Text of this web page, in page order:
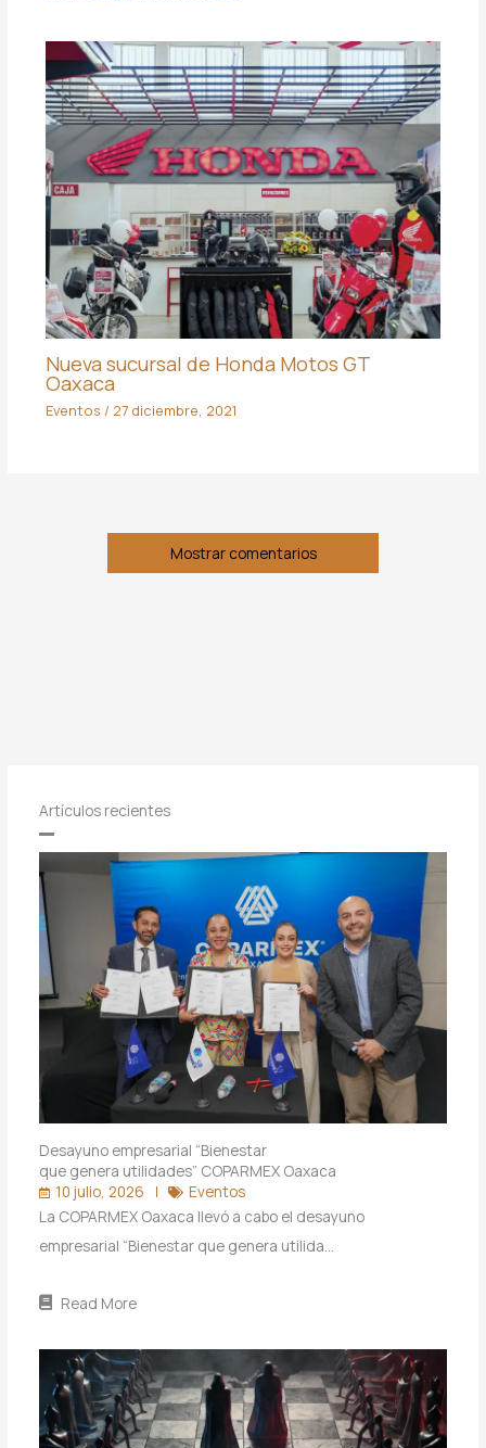
Nueva sucursal de Honda Motos GT
Oaxaca
Eventos / 27 diciembre, 2021
Mostrar comentarios
Artículos recientes
Desayuno empresarial “Bienestar
que genera utilidades” COPARMEX Oaxaca
10 julio, 2026
Eventos
La COPARMEX Oaxaca llevó a cabo el desayuno
empresarial “Bienestar que genera utilida…
Read More